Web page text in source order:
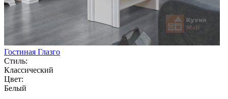
Гостиная Глазго
Стиль:
Классический
Цвет:
Белый